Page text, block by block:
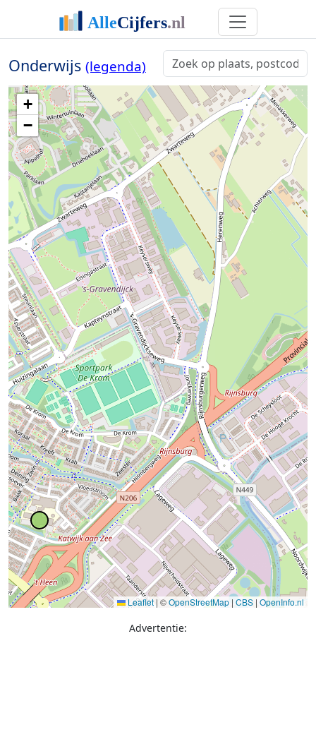
Onderwijs (legenda)
+
−
Leaflet | ©OpenStreetMap | CBS | OpenInfo.nl
Advertentie: